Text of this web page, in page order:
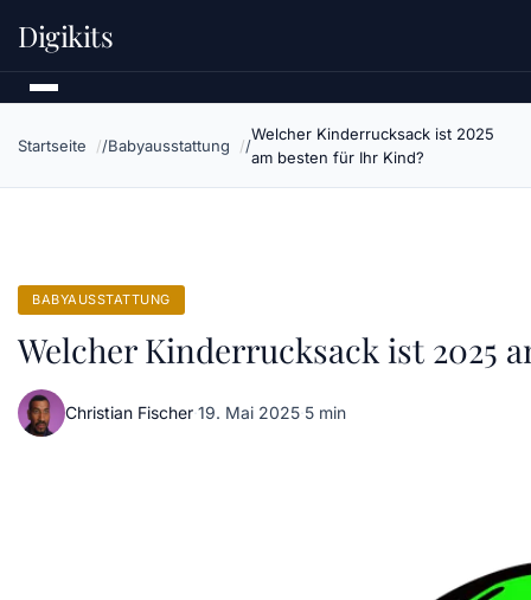
Digikits
Startseite Babyausstattung
Welcher Kinderrucksack ist 2025
am besten für Ihr Kind?
BABYAUSSTATTUNG
Welcher Kinderrucksack ist 2025
Christian Fischer·19. Mai 2025·5 min